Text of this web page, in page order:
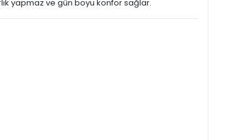
yapmaz ve gün boyu konfor sağlar.